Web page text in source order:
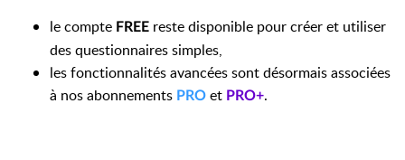
le compte FREE reste disponible pour créer et utiliser
des questionnaires simples,
les fonctionnalités avancées sont désormais associées
à nos abonnements PRO et PRO+.